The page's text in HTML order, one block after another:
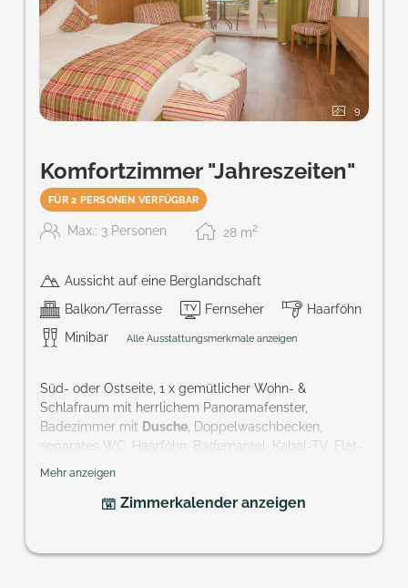
9
Komfortzimmer "Jahreszeiten"
FÜR 2 PERSONEN VERFÜGBAR
Max.: 3 Personen 28 m2
Aussicht auf eine Berglandschaft
Balkon/Terrasse
Fernseher
Haarföhn
Minibar
Alle Ausstattungsmerkmale anzeigen
Süd- oder Ostseite, 1 x gemütlicher Wohn- &
Schlafraum mit herrlichem Panoramafenster,
Badezimmer mit Dusche , Doppelwaschbecken,
separates WC, Haarföhn, Bademantel, Kabel-TV, Flat-
Screen TV,
Größe: ca. 28 m²
Mehr anzeigen
Zimmerkalender anzeigen